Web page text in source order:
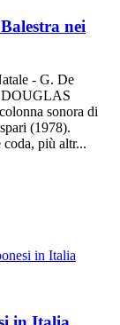
nei
- G. De
DOUGLAS
sonora di
(1978).
più altr...
in Italia